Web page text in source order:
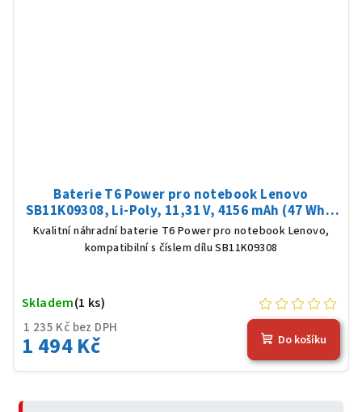
Baterie T6 Power pro notebook Lenovo
SB11K09308, Li-Poly, 11,31 V, 4156 mAh (47 Wh),
černá
Kvalitní náhradní baterie T6 Power pro notebook Lenovo,
kompatibilní s číslem dílu SB11K09308
1 235 Kč bez DPH
1 494 Kč
Skladem(1 ks)
Do košíku